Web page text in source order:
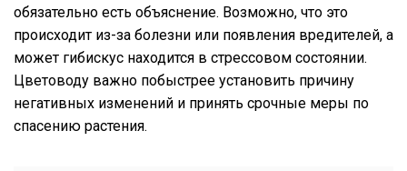
обязательно есть объяснение. Возможно, что это
происходит из-за болезни или появления вредителей, а
может гибискус находится в стрессовом состоянии.
Цветоводу важно побыстрее установить причину
негативных изменений и принять срочные меры по
спасению растения.